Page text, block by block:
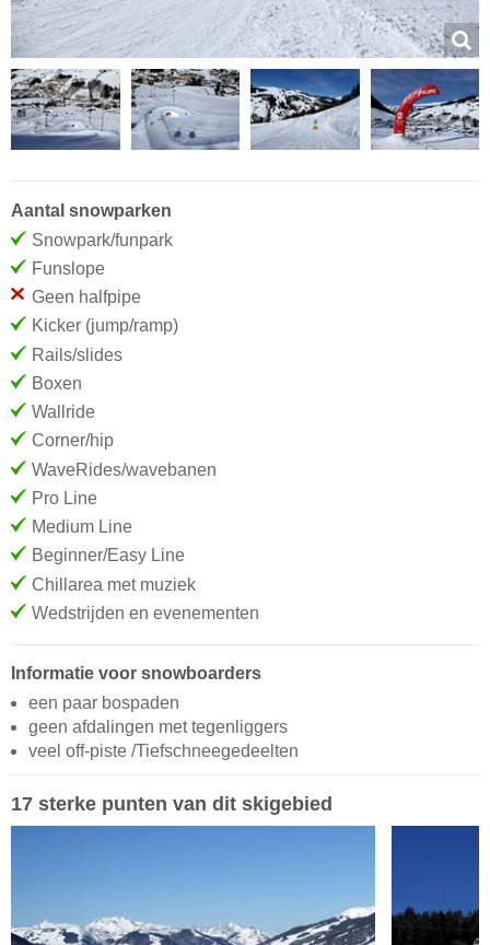
Aantal snowparken
Snowpark/funpark
Funslope
Geen halfpipe
Kicker (jump/ramp)
Rails/slides
Boxen
Wallride
Corner/hip
WaveRides/wavebanen
Pro Line
Medium Line
Beginner/Easy Line
Chillarea met muziek
Wedstrijden en evenementen
Informatie voor snowboarders
een paar bospaden
geen afdalingen met tegenliggers
veel off-piste /Tiefschneegedeelten
17 sterke punten van dit skigebied